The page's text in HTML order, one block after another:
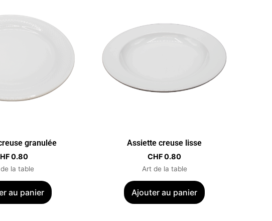
granulée
0.80
la table
au panier
Assiette creuse lisse
CHF0.80
Art de la table
Ajouter au panier